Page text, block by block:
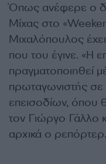
Όπως ανέφερε ο
Μίχας στο
Μιχαλόπουλος
που του έγινε. «Η
πραγματοποιηθεί
πρωταγωνιστής σε
επεισοδίων, όπου
τον Γιώργο Γάλλο
αρχικά ο ρεπόρτερ.